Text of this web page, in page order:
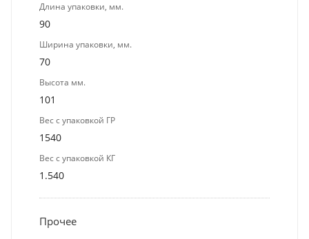
Длина упаковки, мм.
90
Ширина упаковки, мм.
70
Высота мм.
101
Вес с упаковкой ГР
1540
Вес с упаковкой КГ
1.540
Прочее